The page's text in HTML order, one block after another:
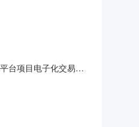
台项目电子化交易系
需求附件合同履行